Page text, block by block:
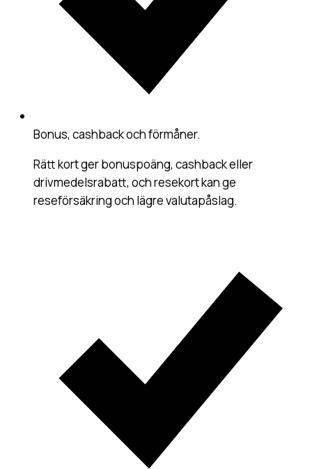
Bonus, cashback och förmåner.
Rätt kort ger bonuspoäng, cashback eller
drivmedelsrabatt, och resekort kan ge
reseförsäkring och lägre valutapåslag.